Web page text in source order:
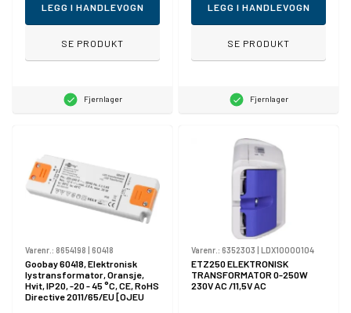
LEGG I HANDLEVOGN
SE PRODUKT
Fjernlager
LEGG I HANDLEVOGN
SE PRODUKT
Fjernlager
Varenr.: 8654198 60418
Goobay 60418, Elektronisk
lystransformator, Oransje,
Hvit, IP20, -20 - 45 °C, CE, RoHS
Directive 2011/65/EU [OJEU
Varenr.: 6352303 LDX10000104
ETZ250 ELEKTRONISK
TRANSFORMATOR 0-250W
230V AC /11,5V AC